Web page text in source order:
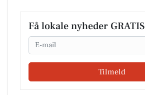
Få lokale nyheder GRATIS
Email
Tilmeld